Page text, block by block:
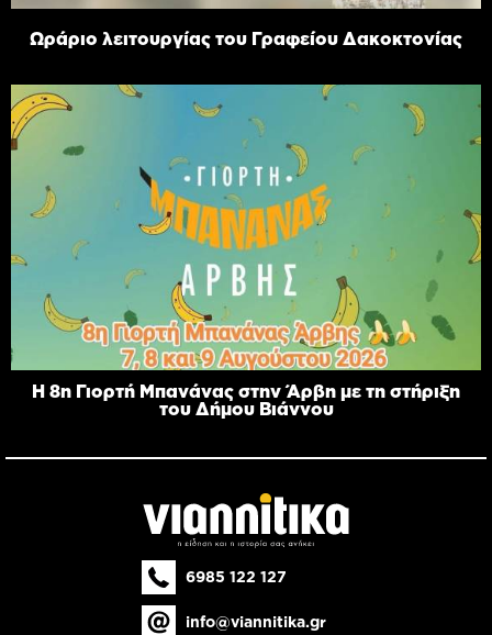
Ωράριο λειτουργίας του Γραφείου Δακοκτονίας
Η 8η Γιορτή Μπανάνας στην Άρβη με τη στήριξη
του Δήμου Βιάννου
6985 122 127
info@viannitika.gr